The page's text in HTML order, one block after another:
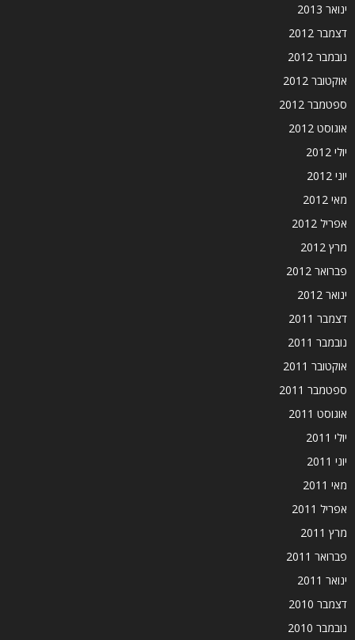
ינואר 2013
דצמבר 2012
נובמבר 2012
אוקטובר 2012
ספטמבר 2012
אוגוסט 2012
יולי 2012
יוני 2012
מאי 2012
אפריל 2012
מרץ 2012
פברואר 2012
ינואר 2012
דצמבר 2011
נובמבר 2011
אוקטובר 2011
ספטמבר 2011
אוגוסט 2011
יולי 2011
יוני 2011
מאי 2011
אפריל 2011
מרץ 2011
פברואר 2011
ינואר 2011
דצמבר 2010
נובמבר 2010